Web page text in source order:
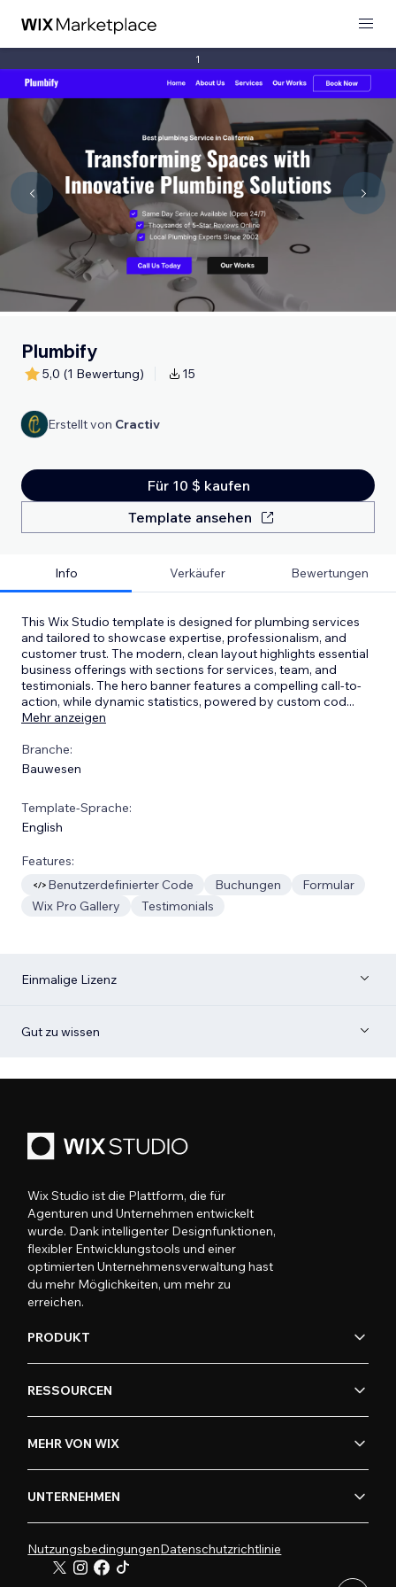
1
Plumbify
5,0 (1 Bewertung) 15
Erstellt von Cractiv
Für 10 $ kaufen
Template ansehen
Info Verkäufer Bewertungen
This Wix Studio template is designed for plumbing services
and tailored to showcase expertise, professionalism, and
customer trust. The modern, clean layout highlights essential
business offerings with sections for services, team, and
testimonials. The hero banner features a compelling call-to-
action, while dynamic statistics, powered by custom cod...
Mehr anzeigen
Branche:
Bauwesen
Template-Sprache:
English
Features:
Benutzerdefinierter Code
Buchungen
Formular
Wix Pro Gallery
Testimonials
Einmalige Lizenz
Gut zu wissen
Wix Studio ist die Plattform, die für
Agenturen und Unternehmen entwickelt
wurde. Dank intelligenter Designfunktionen,
flexibler Entwicklungstools und einer
optimierten Unternehmensverwaltung hast
du mehr Möglichkeiten, um mehr zu
erreichen.
PRODUKT
RESSOURCEN
MEHR VON WIX
UNTERNEHMEN
NutzungsbedingungenDatenschutzrichtlinie